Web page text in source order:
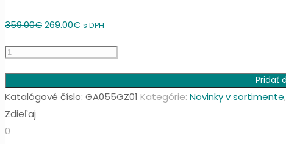
359.00€Original
was:
359.00€.
269.00€Current
is:
269.00€.
s DPH
množstvo
uhlová
brúska
Makita
GA055GZ01
Pridať
Katalógové číslo: GA055GZ01 Kategórie: Novinky v sortimente,
Zdieľaj
0